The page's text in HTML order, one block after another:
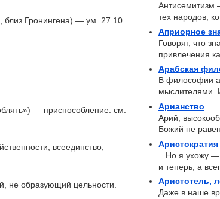
Гронингена) — ум. 27.10.
— приспособление: см.
всеединство,
не образующий цельности.
Антисемитизм
тех народов,
Априорное
Говорят, что
привлечения
Арабская
В философии
мыслителями.
Арианство
Арий,
Божий не
Аристократия
...Но я ухожу
и теперь, а
Аристотель,
Даже в наше